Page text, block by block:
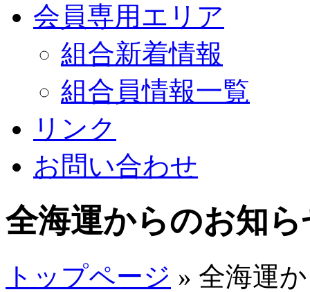
会員専用エリア
組合新着情報
組合員情報一覧
リンク
お問い合わせ
全海運からのお知ら
トップページ » 全海運